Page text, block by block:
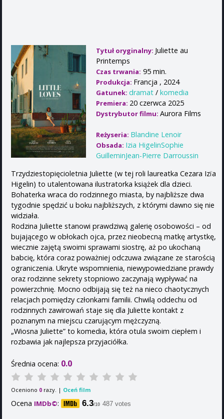
Tytuł oryginalny: Juliette au
Printemps
Czas trwania: 95 min.
Produkcja: Francja , 2024
Gatunek: dramat / komedia
Premiera: 20 czerwca 2025
Dystrybutor filmu: Aurora Films
Reżyseria: Blandine Lenoir
Obsada: Izia HigelinSophie
GuilleminJean-Pierre Darroussin
Trzydziestopięcioletnia Juliette (w tej roli laureatka Cezara Izïa
Higelin) to utalentowana ilustratorka książek dla dzieci.
Bohaterka wraca do rodzinnego miasta, by najbliższe dwa
tygodnie spędzić u boku najbliższych, z którymi dawno się nie
widziała.
Rodzina Juliette stanowi prawdziwą galerię osobowości – od
bujającego w obłokach ojca, przez nieobecną matkę artystkę,
wiecznie zajętą swoimi sprawami siostrę, aż po ukochaną
babcię, która coraz poważniej odczuwa związane ze starością
ograniczenia. Ukryte wspomnienia, niewypowiedziane prawdy
oraz rodzinne sekrety stopniowo zaczynają wypływać na
powierzchnię. Mocno odbijają się też na nieco chaotycznych
relacjach pomiędzy członkami familii. Chwilą oddechu od
rodzinnych zawirowań staje się dla Juliette kontakt z
poznanym na miejscu czarującym mężczyzną.
„Wiosna Juliette” to komedia, która otula swoim ciepłem i
rozbawia jak najlepsza przyjaciółka.
Średnia ocena: 0.0
Oceniono 0 razy. | Oceń film
Ocena IMDb©: 6.3/10 487 votes